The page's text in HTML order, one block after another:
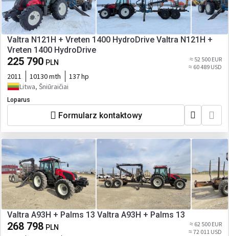
Valtra N121H + Vreten 1400 HydroDrive Valtra N121H +
Vreten 1400 HydroDrive
225 790 PLN
≈ 52 500 EUR
≈ 60 489 USD
2011 10130 mth
137 hp
Litwa, Šniūraičiai
Loparus
Formularz kontaktowy
Valtra A93H + Palms 13 Valtra A93H + Palms 13
268 798 PLN
≈ 62 500 EUR
≈ 72 011 USD